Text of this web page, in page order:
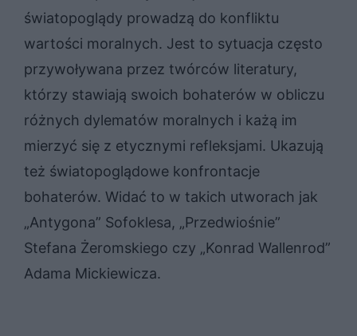
światopoglądy prowadzą do konfliktu
wartości moralnych. Jest to sytuacja często
przywoływana przez twórców literatury,
którzy stawiają swoich bohaterów w obliczu
różnych dylematów moralnych i każą im
mierzyć się z etycznymi refleksjami. Ukazują
też światopoglądowe konfrontacje
bohaterów. Widać to w takich utworach jak
„Antygona” Sofoklesa, „Przedwiośnie”
Stefana Żeromskiego czy „Konrad Wallenrod”
Adama Mickiewicza.